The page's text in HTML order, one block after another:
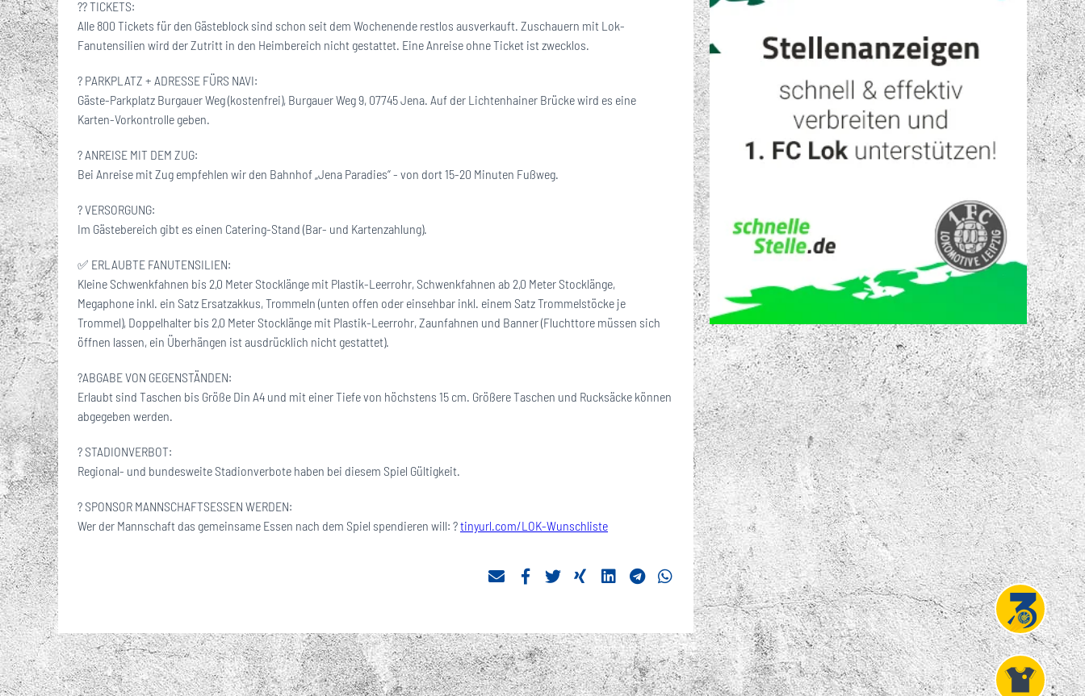
?? TICKETS:
Alle 800 Tickets für den Gästeblock sind schon seit dem Wochenende restlos ausverkauft. Zuschauern mit Lok-
Fanutensilien wird der Zutritt in den Heimbereich nicht gestattet. Eine Anreise ohne Ticket ist zwecklos.
?️ PARKPLATZ + ADRESSE FÜRS NAVI:
Gäste-Parkplatz Burgauer Weg (kostenfrei), Burgauer Weg 9, 07745 Jena. Auf der Lichtenhainer Brücke wird es eine
Karten-Vorkontrolle geben.
? ANREISE MIT DEM ZUG:
Bei Anreise mit Zug empfehlen wir den Bahnhof „Jena Paradies“ - von dort 15-20 Minuten Fußweg.
? VERSORGUNG:
Im Gästebereich gibt es einen Catering-Stand (Bar- und Kartenzahlung).
✅ ERLAUBTE FANUTENSILIEN:
Kleine Schwenkfahnen bis 2,0 Meter Stocklänge mit Plastik-Leerrohr, Schwenkfahnen ab 2,0 Meter Stocklänge,
Megaphone inkl. ein Satz Ersatzakkus, Trommeln (unten offen oder einsehbar inkl. einem Satz Trommelstöcke je
Trommel), Doppelhalter bis 2,0 Meter Stocklänge mit Plastik-Leerrohr, Zaunfahnen und Banner (Fluchttore müssen sich
öffnen lassen, ein Überhängen ist ausdrücklich nicht gestattet).
?ABGABE VON GEGENSTÄNDEN:
Erlaubt sind Taschen bis Größe Din A4 und mit einer Tiefe von höchstens 15 cm. Größere Taschen und Rucksäcke können
abgegeben werden.
? STADIONVERBOT:
Regional- und bundesweite Stadionverbote haben bei diesem Spiel Gültigkeit.
? SPONSOR MANNSCHAFTSESSEN WERDEN:
Wer der Mannschaft das gemeinsame Essen nach dem Spiel spendieren will: ?tinyurl.com/LOK-Wunschliste
Projekt
Liga 3